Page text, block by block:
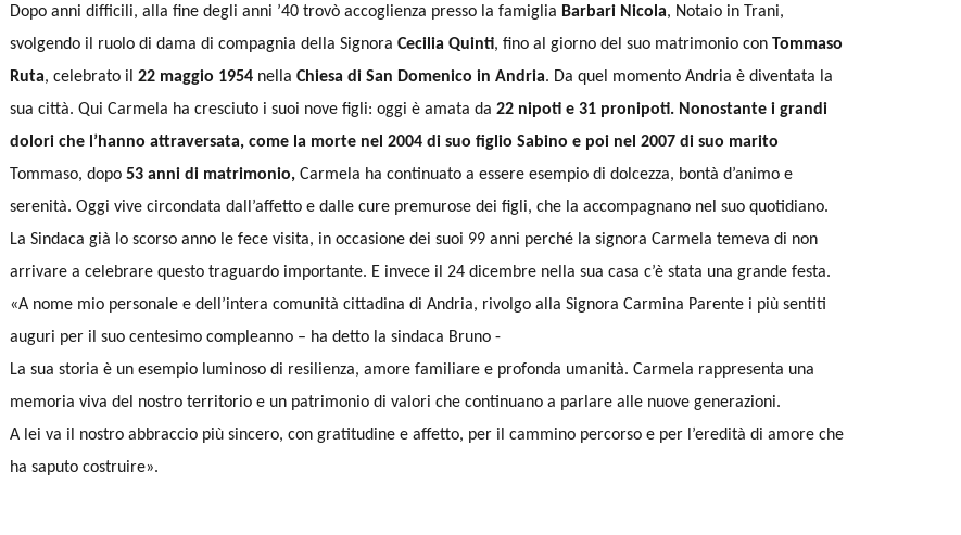
Dopo anni difficili, alla fine degli anni ’40 trovò accoglienza presso la famiglia Barbari Nicola, Notaio in Trani,
svolgendo il ruolo di dama di compagnia della Signora Cecilia Quinti, fino al giorno del suo matrimonio con Tommaso
Ruta, celebrato il 22 maggio 1954nella Chiesa di San Domenico in Andria. Da quel momento Andria è diventata la
sua città. Qui Carmela ha cresciuto i suoi nove figli: oggi è amata da 22 nipoti e 31 pronipoti. Nonostante i grandi
dolori che l’hanno attraversata, come la morte nel 2004 di suo figlio Sabino e poi nel 2007 di suo marito
Tommaso, dopo 53 anni di matrimonio,Carmela ha continuato a essere esempio di dolcezza, bontà d’animo e
serenità. Oggi vive circondata dall’affetto e dalle cure premurose dei figli, che la accompagnano nel suo quotidiano.
La Sindaca già lo scorso anno le fece visita, in occasione dei suoi 99 anni perché la signora Carmela temeva di non
arrivare a celebrare questo traguardo importante. E invece il 24 dicembre nella sua casa c’è stata una grande festa.
«A nome mio personale e dell’intera comunità cittadina di Andria, rivolgo alla Signora Carmina Parente i più sentiti
auguri per il suo centesimo compleanno – ha detto la sindaca Bruno -
La sua storia è un esempio luminoso di resilienza, amore familiare e profonda umanità. Carmela rappresenta una
memoria viva del nostro territorio e un patrimonio di valori che continuano a parlare alle nuove generazioni.
A lei va il nostro abbraccio più sincero, con gratitudine e affetto, per il cammino percorso e per l’eredità di amore che
ha saputo costruire».